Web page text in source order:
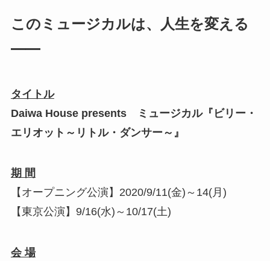
このミュージカルは、人生を変える
━━
タイトル
Daiwa House presents ミュージカル『ビリー・
エリオット～リトル・ダンサー～』
期 間
【オープニング公演】2020/9/11(金)～14(月)
【東京公演】9/16(水)～10/17(土)
会 場